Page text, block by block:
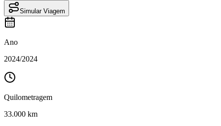
Simular Viagem
Ano
2024/2024
Quilometragem
33.000 km